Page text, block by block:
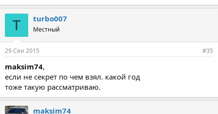
T turbo007
Местный
29 Сен 2015 #35
maksim74,
если не секрет по чем взял. какой год
тоже такую рассматриваю.
maksim74